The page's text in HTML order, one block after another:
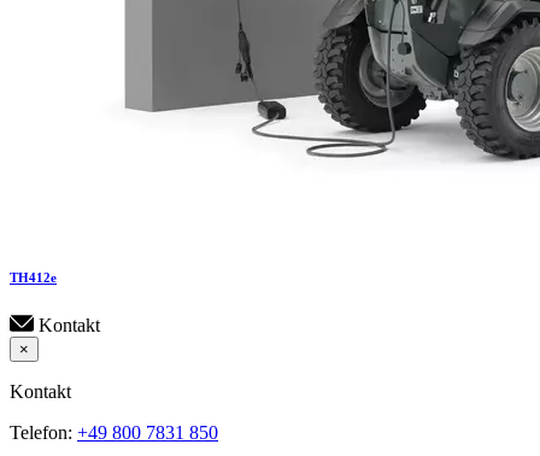
TH412e
Kontakt
×
Kontakt
Telefon: +49 800 7831 850